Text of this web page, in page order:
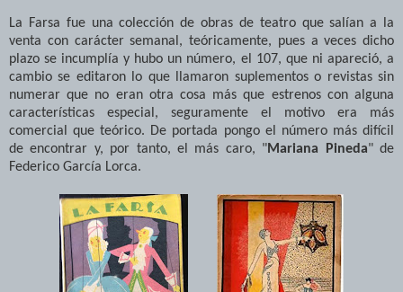
La Farsa fue una colección de obras de teatro que salían a la
venta con carácter semanal, teóricamente, pues a veces dicho
plazo se incumplía y hubo un número, el 107, que ni apareció, a
cambio se editaron lo que llamaron suplementos o revistas sin
numerar que no eran otra cosa más que estrenos con alguna
características especial, seguramente el motivo era más
comercial que teórico. De portada pongo el número más difícil
de encontrar y, por tanto, el más caro, "Mariana Pineda" de
Federico García Lorca.